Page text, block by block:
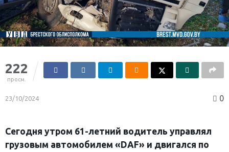
222
просм.
23/10/2024 0
Сегодня утром 61-летний водитель управлял
грузовым автомобилем «DAF» и двигался по